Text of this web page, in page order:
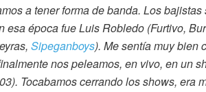
a tener forma de banda. Los
esa época fue Luis Robledo (Furtivo,
Sipeganboys). Me sentía muy bien
nos peleamos, en vivo, en un
Tocabamos cerrando los shows,